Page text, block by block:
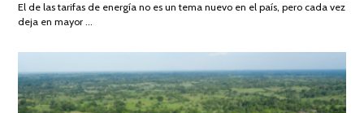
DE
El de las tarifas de energía no es un tema nuevo en el país, pero cada vez
deja en mayor …